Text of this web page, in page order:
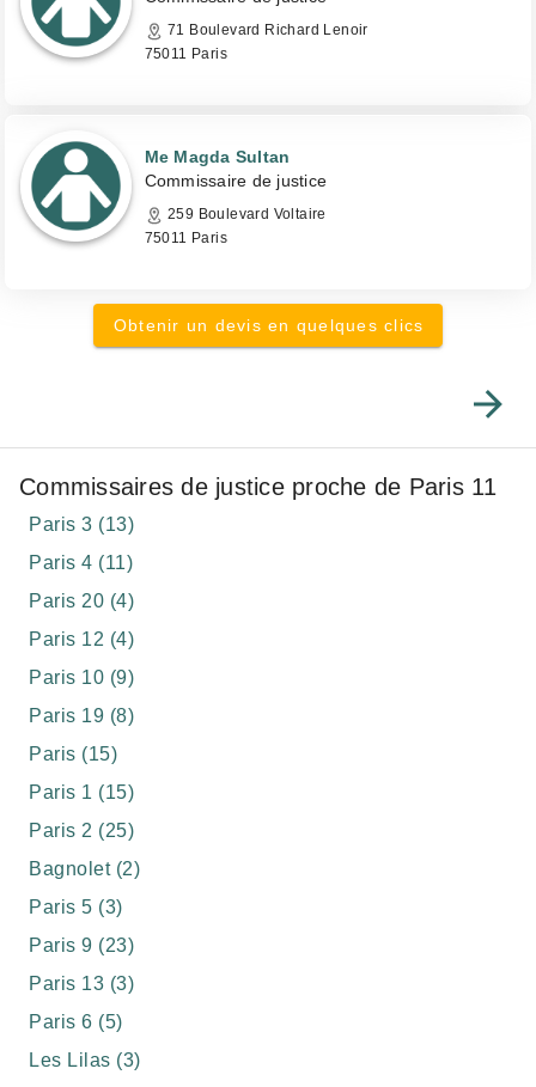
71 Boulevard Richard Lenoir
75011 Paris
Me Magda Sultan
Commissaire de justice
259 Boulevard Voltaire
75011 Paris
Obtenir un devis en quelques clics
Commissaires de justice proche de Paris 11
Paris 3 (13)
Paris 4 (11)
Paris 20 (4)
Paris 12 (4)
Paris 10 (9)
Paris 19 (8)
Paris (15)
Paris 1 (15)
Paris 2 (25)
Bagnolet (2)
Paris 5 (3)
Paris 9 (23)
Paris 13 (3)
Paris 6 (5)
Les Lilas (3)